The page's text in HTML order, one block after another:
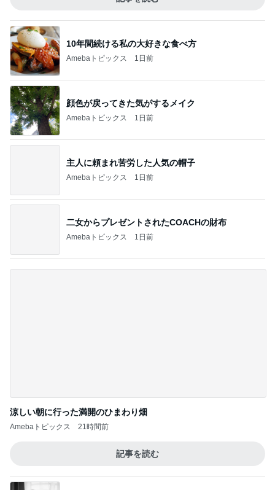
10年間続ける私の大好きな食べ方
Amebaトピックス 1日前
顔色が戻ってきた気がするメイク
Amebaトピックス 1日前
主人に頼まれ苦労した人気の帽子
Amebaトピックス 1日前
二女からプレゼントされたCOACHの財布
Amebaトピックス 1日前
涼しい朝に行った満開のひまわり畑
Amebaトピックス 21時間前
記事を読む